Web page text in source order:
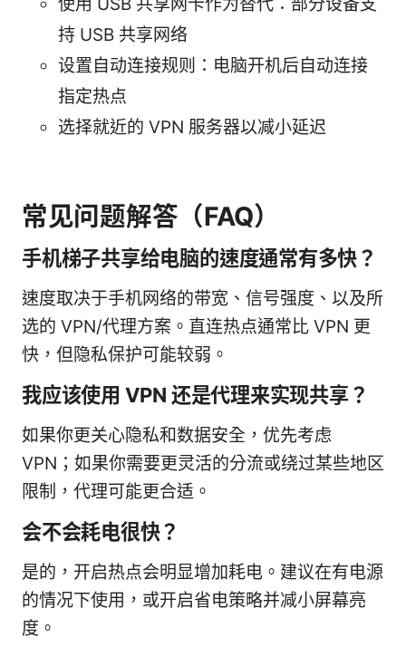
使用 USB 共享网卡作为替代：部分设备支
持 USB 共享网络
设置自动连接规则：电脑开机后自动连接
指定热点
选择就近的 VPN 服务器以减小延迟
常见问题解答（FAQ）
手机梯子共享给电脑的速度通常有多快？
速度取决于手机网络的带宽、信号强度、以及所
选的 VPN/代理方案。直连热点通常比 VPN 更
快，但隐私保护可能较弱。
我应该使用 VPN 还是代理来实现共享？
如果你更关心隐私和数据安全，优先考虑
VPN；如果你需要更灵活的分流或绕过某些地区
限制，代理可能更合适。
会不会耗电很快？
是的，开启热点会明显增加耗电。建议在有电源
的情况下使用，或开启省电策略并减小屏幕亮
度。